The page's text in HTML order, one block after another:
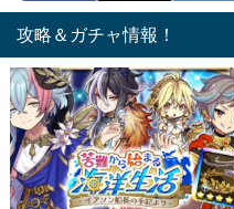
攻略＆ガチャ情報！